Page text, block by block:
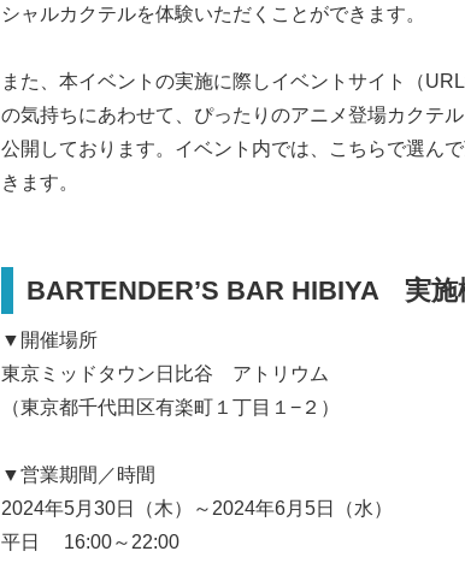
シャルカクテルを体験いただくことができます。
また、本イベントの実施に際しイベントサイト（
の気持ちにあわせて、ぴったりのアニメ登場カクテ
公開しております。イベント内では、こちらで選ん
きます。
BARTENDER’S BAR HIBIYA 実施
▼開催場所
東京ミッドタウン日比谷 アトリウム
（東京都千代田区有楽町１丁目１−２）
▼営業期間／時間
2024年5月30日（木）～2024年6月5日（水）
平日 16:00～22:00